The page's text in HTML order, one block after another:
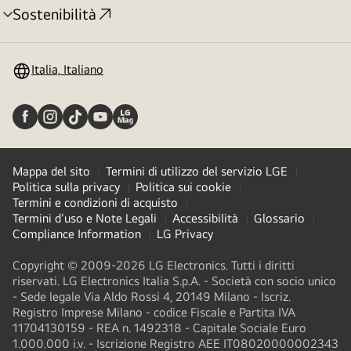
Sostenibilità
Attivazione
Italia, Italiano
Mappa del sito
Termini di utilizzo del servizio LGE
Politica sulla privacy
Politica sui cookie
Termini e condizioni di acquisto
Termini d'uso e Note Legali
Accessibilità
Glossario
Compliance Information
LG Privacy
Copyright © 2009-2026 LG Electronics. Tutti i diritti
riservati. LG Electronics Italia S.p.A. - Società con socio unico
- Sede legale Via Aldo Rossi 4, 20149 Milano - Iscriz.
Registro Imprese Milano - codice Fiscale e Partita IVA
11704130159 - REA n. 1492318 - Capitale Sociale Euro
1.000.000 i.v. - Iscrizione Registro AEE IT08020000002343​